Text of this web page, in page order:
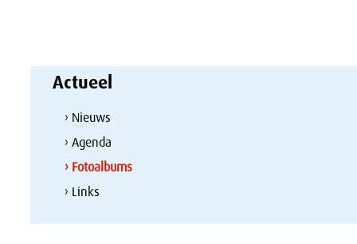
Actueel
› Nieuws
› Agenda
› Fotoalbums
› Links